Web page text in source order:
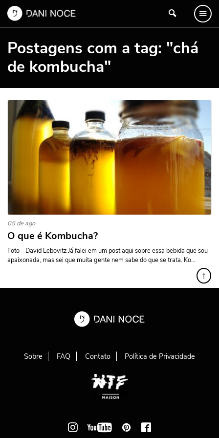
Postagens com a tag: "chá
de kombucha"
05 de ago
O que é Kombucha?
Foto – David Lebovitz Já falei em um post aqui sobre essa bebida que sou
apaixonada, mas sei que muita gente nem sabe do que se trata. Ko...
↑
Sobre FAQ Contato Política de Privacidade